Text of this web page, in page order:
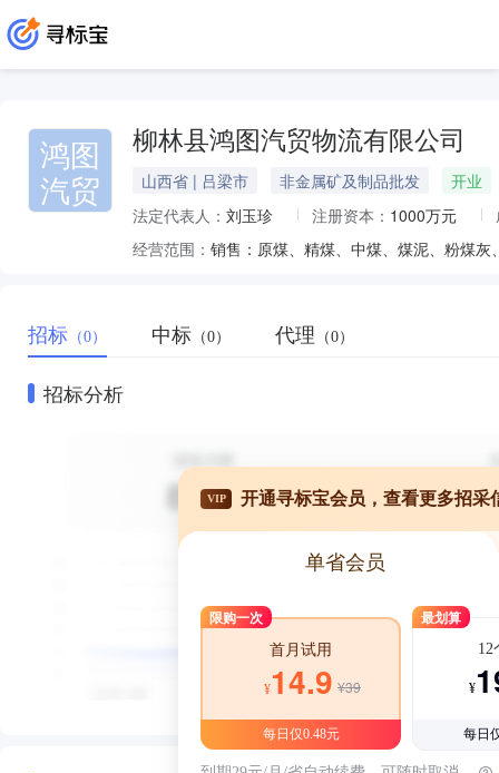
鸿图
汽贸
柳林县鸿图汽贸物流有限公司
山西省 | 吕梁市 非金属矿及制品批发
开业
法定代表人： 刘玉珍 注册资本： 1000万元
经营范围：
招标 （0） 中标 （0） 代理 （0）
招标分析
VIP 开通寻标宝会员，查看更多招采
单省会员
限购一次
首月试用
¥14.9 ¥39
每日仅0.48元
最划算
12
¥
每日